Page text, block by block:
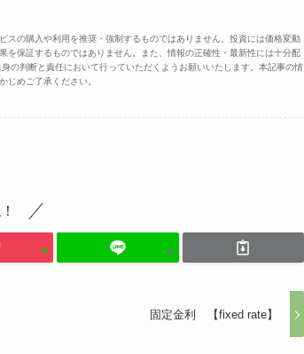
の購入や利用を推奨・強制するものではありません。投資には価格変動
を保証するものではありません。また、情報の正確性・最新性には十分配
の判断と責任において行っていただくようお願いいたします。本記事の情
じめご了承ください。
固定金利 【fixed rate】